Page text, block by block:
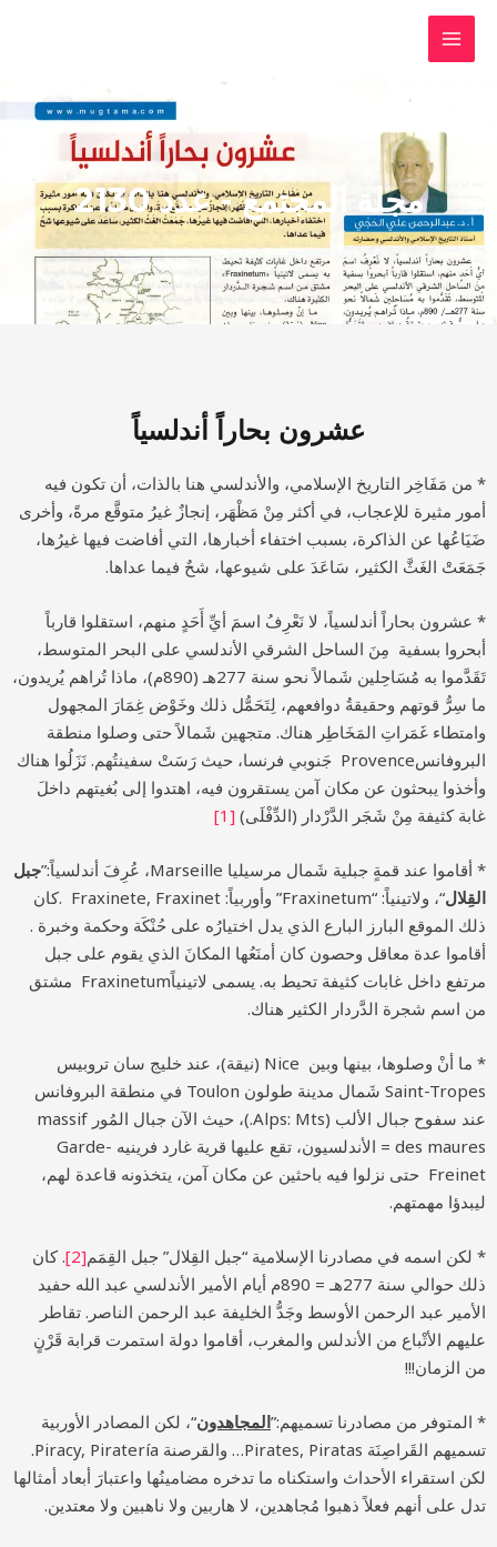
مجلة المجتمع - عدد 2130​
عشرون بحاراً أندلسياً
* من مَفَاخِر التاريخ الإسلامي، والأندلسي هنا بالذات، أن تكون فيه
أمور مثيرة للإعجاب، في أكثر مِنْ مَظْهَر، إنجازٌ غيرُ متوقَّع مرةً، وأخرى
ضَيَاعُها عن الذاكرة، بسبب اختفاء أخبارها، التي أفاضت فيها غيرُها،
جَمَعَتْ الغَثَّ الكثير، سَاعَدَ على شيوعها، شحٌ فيما عداها.
* عشرون بحاراً أندلسياً، لا نَعْرِفُ اسمَ أيِّ أَحَدٍ منهم، استقلوا قارباً
أبحروا بسفية مِنَ الساحل الشرقي الأندلسي على البحر المتوسط،
تَقَدَّموا به مُسَاحِلين شَمالاً نحو سنة 277هـ (890م)، ماذا تُراهم يُريدون،
ما سِرُّ قوتهم وحقيقةُ دوافعهم، لِتَحَمُّل ذلك وخَوْض غِمَارَ المجهول
وامتطاء غَمَراتِ المَخَاطِر هناك. متجهين شَمالاً حتى وصلوا منطقة
البروفانسProvence جَنوبي فرنسا، حيث رَسَتْ سفينتُهم. نَزَلُوا هناك
وأخذوا يبحثون عن مكان آمن يستقرون فيه، اهتدوا إلى بُغيتهم داخلَ
غابة كثيفة مِنْ شَجَر الدَّرْدار (الدِّفْلَى) [1]
* أقاموا عند قمةٍ جبلية شَمال مرسيليا Marseille، عُرِفَ أندلسياً:”
جبل
القِلال
“، ولاتينياً: “Fraxinetum” وأوربياً: Fraxinete, Fraxinet .كان
ذلك الموقع البارز البارع الذي يدل اختيارُه على حُنْكَة وحكمة وخبرة .
أقاموا عدة معاقل وحصون كان أمنَعُها المكانَ الذي يقوم على جبل
مرتفع داخل غابات كثيفة تحيط به. يسمى لاتينياًFraxinetum مشتق
من اسم شجرة الدَّردار الكثير هناك.
* ما أنْ وصلوها، بينها وبين Nice (نيقة)، عند خليج سان تروبيس
Saint-Tropes شَمال مدينة طولون Toulon في منطقة البروفانس
عند سفوح جبال الألب (Alps: Mts.)، حيث الآن جبال المُور massif
des maures = الأندلسيون، تقع عليها قرية غارد فرينيه Garde-
Freinet حتى نزلوا فيه باحثين عن مكان آمن، يتخذونه قاعدة لهم،
ليبدؤا مهمتهم.
* لكن اسمه في مصادرنا الإسلامية “جبل القِلال” جبل القِمَم[2]
. كان
ذلك حوالي سنة 277هـ = 890م أيام الأمير الأندلسي عبد الله حفيد
الأمير عبد الرحمن الأوسط وجَدُّ الخليفة عبد الرحمن الناصر. تقاطر
عليهم الأتْباع من الأندلس والمغرب، أقاموا دولة استمرت قرابة قَرْنٍ
من الزمان!!!
* المتوفر من مصادرنا تسميهم:”المجاهدون“، لكن المصادر الأوربية
تسميهم القَراصِنَة Pirates, Piratas… والقرصنة Piracy, Piratería.
لكن استقراء الأحداث واستكناه ما تدخره مضامينُها واعتبارَ أبعاد أمثالها
تدل على أنهم فعلاً ذهبوا مُجاهدين، لا هاربين ولا ناهبين ولا معتدين.